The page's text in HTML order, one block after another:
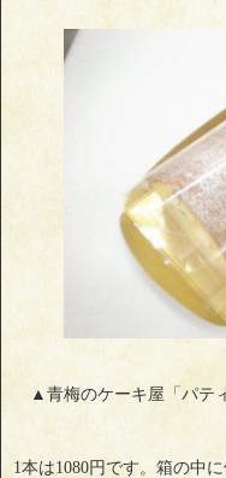
▲青梅のケーキ屋「パテ
1本は1080円です。箱の中